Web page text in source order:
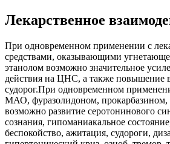
Лекарственное
При одновременном применении с
средствами, оказывающими
этанолом возможно значительное
действия на ЦНС, а также повышение
судорог.При одновременном
МАО, фуразолидоном, прокарбазином,
возможно развитие серотонинового
сознания, гипоманиакальное
беспокойство, ажитация, судороги,